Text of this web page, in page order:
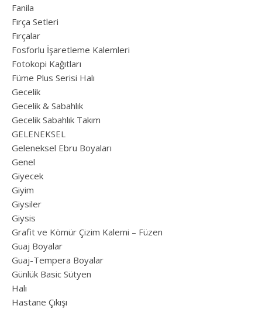
Fanila
Fırça Setleri
Fırçalar
Fosforlu İşaretleme Kalemleri
Fotokopi Kağıtları
Füme Plus Serisi Halı
Gecelik
Gecelik & Sabahlık
Gecelik Sabahlık Takım
GELENEKSEL
Geleneksel Ebru Boyaları
Genel
Giyecek
Giyim
Giysiler
Giysis
Grafit ve Kömür Çizim Kalemi – Füzen
Guaj Boyalar
Guaj-Tempera Boyalar
Günlük Basic Sütyen
Halı
Hastane Çıkışı